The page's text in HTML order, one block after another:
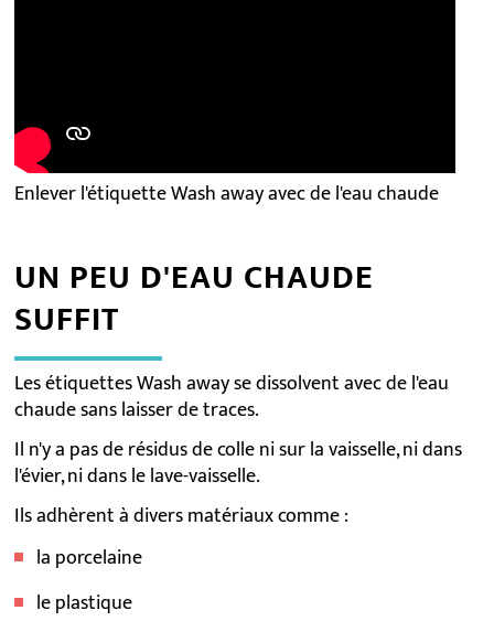
Enlever l'étiquette Wash away avec de l'eau chaude
UN PEU D'EAU CHAUDE
SUFFIT
Les étiquettes Wash away se dissolvent avec de l'eau
chaude sans laisser de traces.
Il n'y a pas de résidus de colle ni sur la vaisselle, ni dans
l'évier, ni dans le lave-vaisselle.
Ils adhèrent à divers matériaux comme :
la porcelaine
le plastique